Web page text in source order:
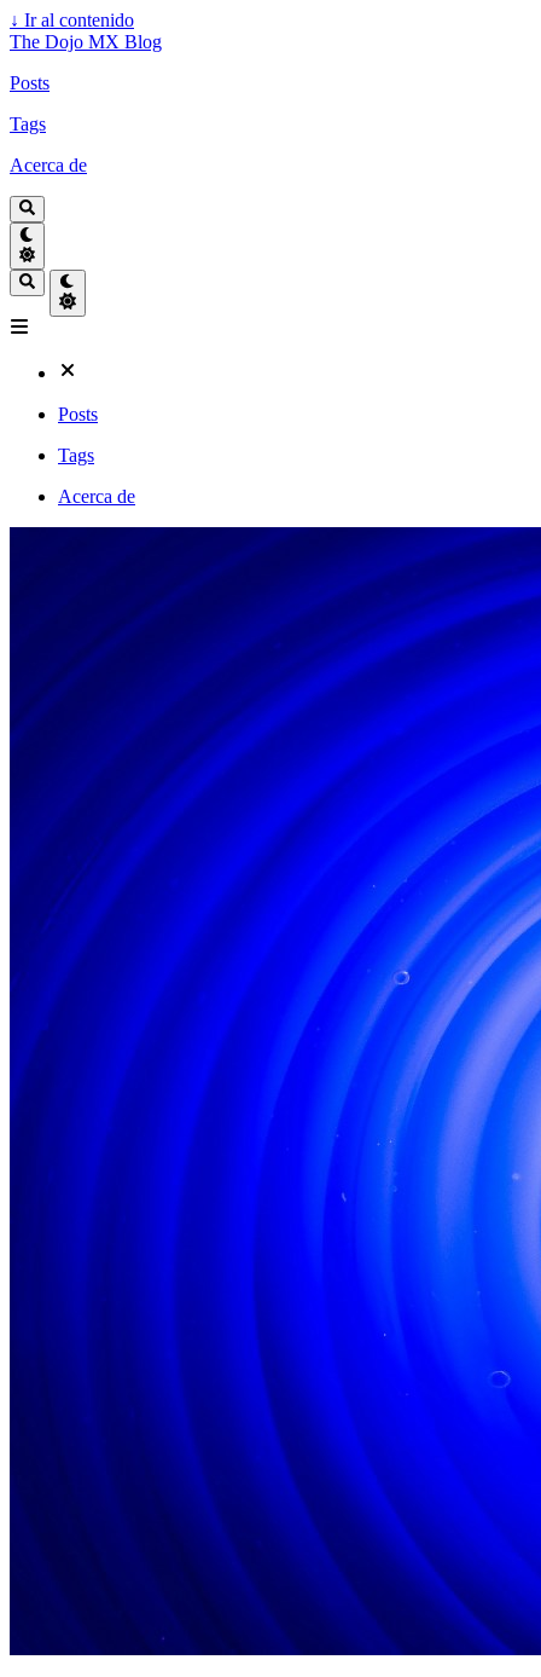
↓ Ir al contenido
The Dojo MX Blog
Posts
Tags
Acerca de
Posts
Tags
Acerca de